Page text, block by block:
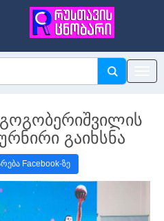
გაიხსნა
Facebook-ზე